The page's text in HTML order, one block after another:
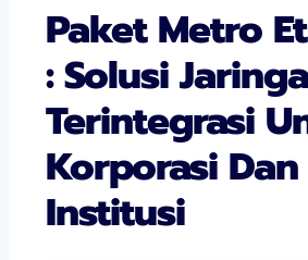
Paket Metro
: Solusi
Terintegrasi
Korporasi Dan
Institusi